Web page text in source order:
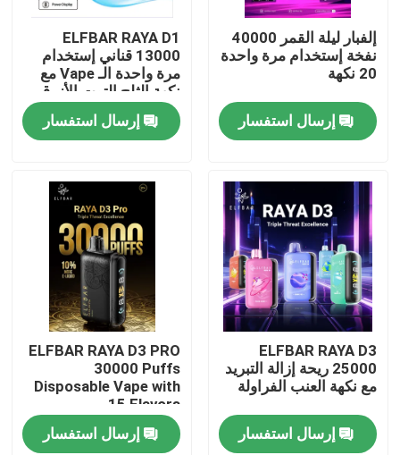
منزل
أشرطة فيديو
حول بنا
جولة في المعمل
ضبط الجودة
إلفبار ليلة القمر 40000
نفخة إستخدام مرة واحدة
20 نكهة
إرسال استفسار
ELFBAR RAYA D1
13000 قناني إستخدام
مرة واحدة الـ Vape مع
نكهة الثلج التوت الأزرق
إرسال استفسار
ELFBAR RAYA D3
25000 ريحة إزالة التبريد
مع نكهة العنب الفراولة
إرسال استفسار
ELFBAR RAYA D3 PRO
30000 Puffs
Disposable Vape with
15 Flavors
إرسال استفسار